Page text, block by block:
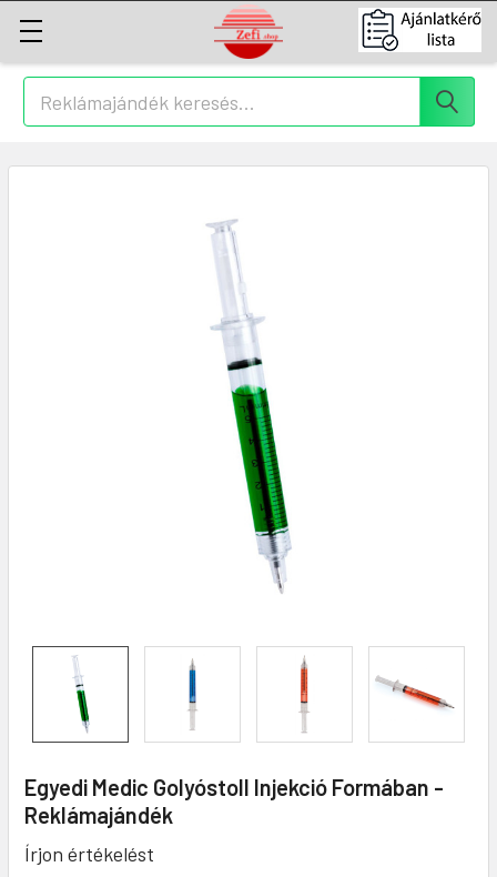
Keresés
Egyedi Medic Golyóstoll Injekció Formában -
Reklámajándék
Írjon értékelést